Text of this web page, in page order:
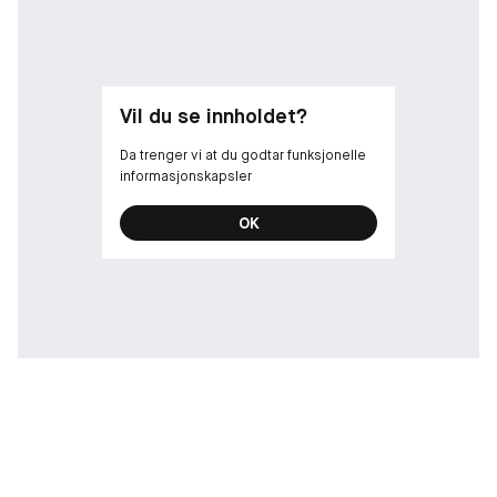
** Se Dior-siden «Our Commitments» for mer informasjon.
Vil du se innholdet?
Da trenger vi at du godtar funksjonelle
informasjonskapsler
OK